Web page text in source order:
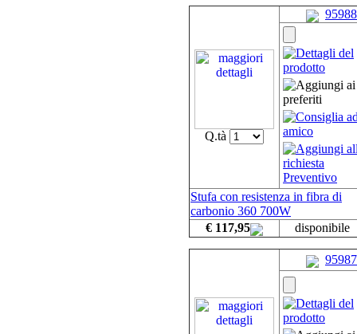
Q.tà
95988
Stufa con resistenza in fibra di
carbonio 360 700W
€ 117,95
disponibile
95987